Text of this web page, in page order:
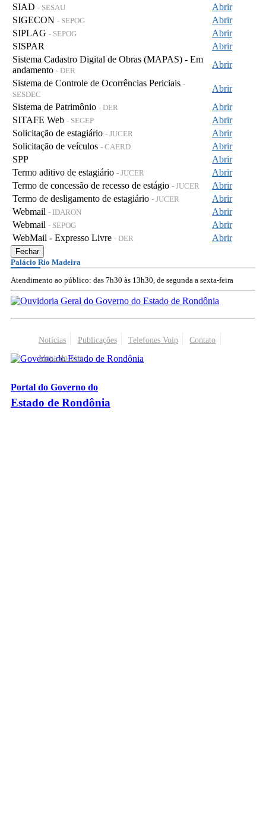
SIAD - SESAU
Abrir
SIGECON - SEPOG
Abrir
SIPLAG - SEPOG
Abrir
SISPAR
Abrir
Sistema Cadastro Digital de Obras (MAPAS) - Em
andamento - DER
Abrir
Sistema de Controle de Ocorrências Periciais -
SESDEC
Abrir
Sistema de Patrimônio - DER
Abrir
SITAFE Web - SEGEP
Abrir
Solicitação de estagiário - JUCER
Abrir
Solicitação de veículos - CAERD
Abrir
SPP
Abrir
Termo aditivo de estagiário - JUCER
Abrir
Termo de concessão de recesso de estágio - JUCER
Abrir
Termo de desligamento de estagiário - JUCER
Abrir
Webmail - IDARON
Abrir
Webmail - SEPOG
Abrir
WebMail - Expresso Livre - DER Abrir
Fechar
Palácio Rio Madeira
Atendimento ao público: das 7h30 às 13h30, de segunda a sexta-feira
Notícias Publicações Telefones Voip
Contato
Mapa do Site
Portal do Governo do
Estado de Rondônia